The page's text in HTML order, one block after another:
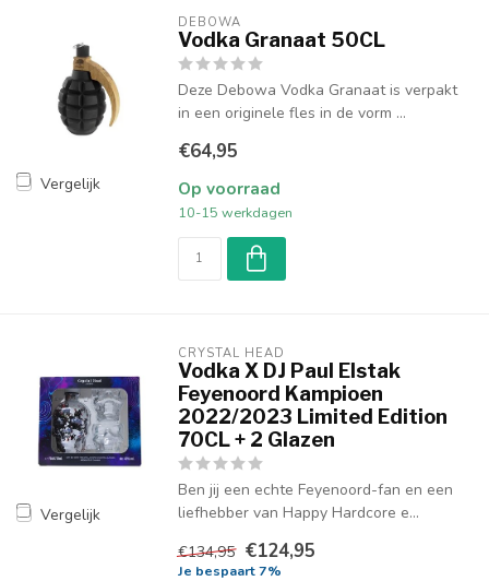
Vergelijk
DEBOWA
Vodka Granaat 50CL
Deze Debowa Vodka Granaat is verpakt
in een originele fles in de vorm ...
€64,95
Op voorraad
10-15 werkdagen
Vergelijk
CRYSTAL HEAD
Vodka X DJ Paul Elstak
Feyenoord Kampioen
2022/2023 Limited Edition
70CL + 2 Glazen
Ben jij een echte Feyenoord-fan en een
liefhebber van Happy Hardcore e...
€134,95 €124,95
Je bespaart 7%